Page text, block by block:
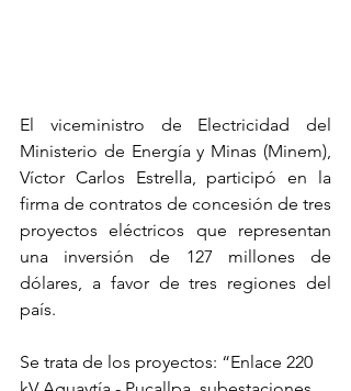
El viceministro de Electricidad del
Ministerio de Energía y Minas (Minem),
Víctor Carlos Estrella, participó en la
firma de contratos de concesión de tres
proyectos eléctricos que representan
una inversión de 127 millones de
dólares, a favor de tres regiones del
país.
Se trata de los proyectos: “Enlace 220